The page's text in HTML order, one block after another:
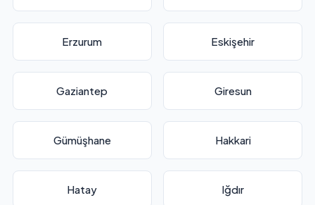
Erzurum Eskişehir
Gaziantep Giresun
Gümüşhane Hakkari
Hatay Iğdır